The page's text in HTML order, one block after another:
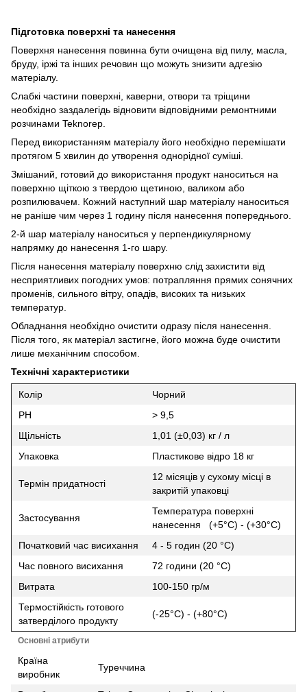
Підготовка поверхні та нанесення
Поверхня нанесення повинна бути очищена від пилу, масла,
бруду, іржі та інших речовин що можуть знизити адгезію
матеріалу.
Слабкі частини поверхні, каверни, отвори та тріщини
необхідно заздалегідь відновити відповідними ремонтними
розчинами Teknorep.
Перед використанням матеріалу його необхідно перемішати
протягом 5 хвилин до утворення однорідної суміші.
Змішаний, готовий до використання продукт наноситься на
поверхню щіткою з твердою щетиною, валиком або
розпилювачем. Кожний наступний шар матеріалу наноситься
не раніше чим через 1 годину після нанесення попереднього.
2-й шар матеріалу наноситься у перпендикулярному
напрямку до нанесення 1-го шару.
Після нанесення матеріалу поверхню слід захистити від
несприятливих погодних умов: потрапляння прямих сонячних
променів, сильного вітру, опадів, високих та низьких
температур.
Обладнання необхідно очистити одразу після нанесення.
Після того, як матеріал застигне, його можна буде очистити
лише механічним способом.
Технічні характеристики
Колір
Чорний
PH
> 9,5
Щільність
1,01 (±0,03) кг / л
Упаковка
Пластикове відро 18 кг
Термін придатності
12 місяців у сухому місці в
закритій упаковці
Застосування
Температура поверхні
нанесення (+5°C) - (+30°C)
Початковий час висихання
4 - 5 годин (20 °C)
Час повного висихання
72 години (20 °C)
Витрата
100-150 гр/м
Термостійкість готового
затверділого продукту
(-25°C) - (+80°C)
Основні атрибути
Країна
виробник
Туреччина